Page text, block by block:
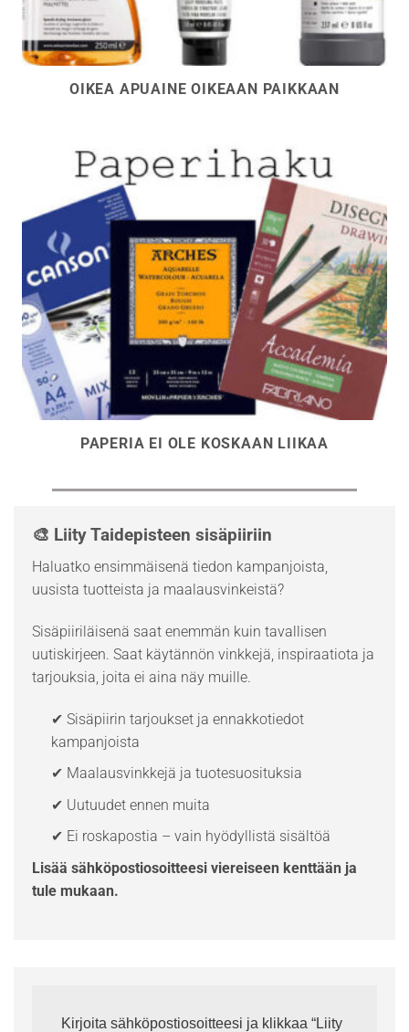
OIKEA APUAINE OIKEAAN PAIKKAAN
PAPERIA EI OLE KOSKAAN LIIKAA
🎨 Liity Taidepisteen sisäpiiriin
Haluatko ensimmäisenä tiedon kampanjoista,
uusista tuotteista ja maalausvinkeistä?
Sisäpiiriläisenä saat enemmän kuin tavallisen
uutiskirjeen. Saat käytännön vinkkejä, inspiraatiota ja
tarjouksia, joita ei aina näy muille.
✔ Sisäpiirin tarjoukset ja ennakkotiedot
kampanjoista
✔ Maalausvinkkejä ja tuotesuosituksia
✔ Uutuudet ennen muita
✔ Ei roskapostia – vain hyödyllistä sisältöä
Lisää sähköpostiosoitteesi viereiseen kenttään ja
tule mukaan.
Kirjoita sähköpostiosoitteesi ja klikkaa “Liity